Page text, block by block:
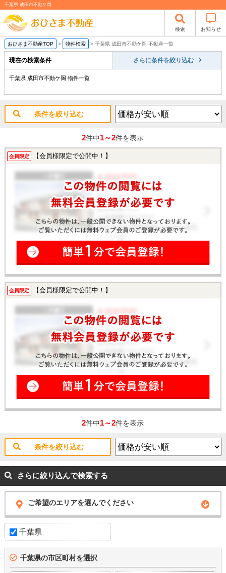
千葉県 成田市不動ケ岡
検索 お知らせ
おひさま不動産TOP > 物件検索 > 千葉県 成田市不動ケ岡 不動産一覧
現在の検索条件 さらに条件を絞り込む
千葉県 成田市不動ケ岡 物件一覧
条件を絞り込む
2件中1～2件を表示
会員限定 【会員様限定で公開中！】
会員限定 【会員様限定で公開中！】
2件中1～2件を表示
条件を絞り込む
さらに絞り込んで検索する
ご希望のエリアを選んでください
千葉県
千葉県の市区町村を選択